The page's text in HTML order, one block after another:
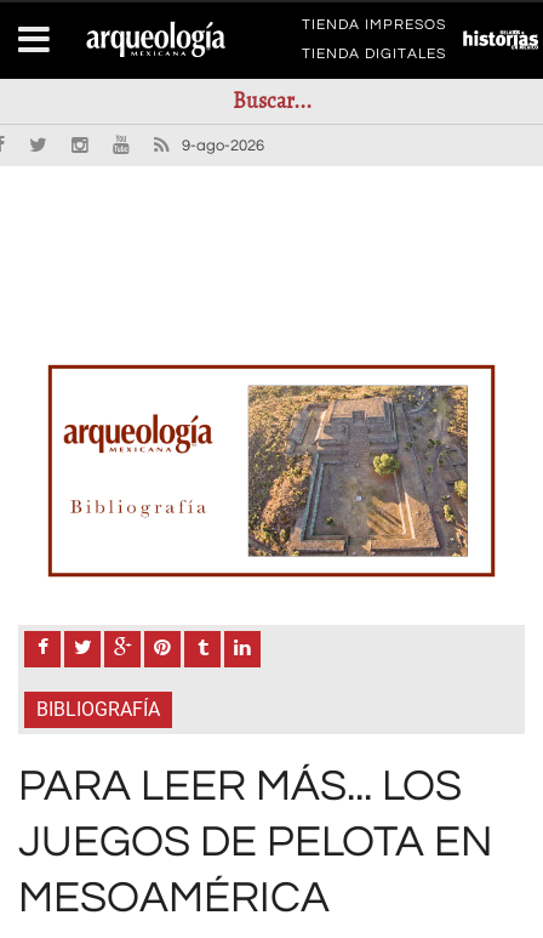
TIENDA IMPRESOS
TIENDA DIGITALES
9-ago-2026
BIBLIOGRAFÍA
PARA LEER MÁS... LOS
JUEGOS DE PELOTA EN
MESOAMÉRICA